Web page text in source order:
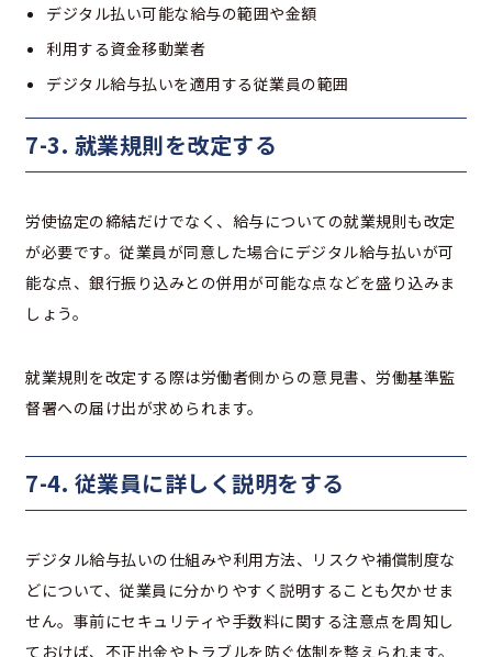
デジタル払い可能な給与の範囲や金額
利用する資金移動業者
デジタル給与払いを適用する従業員の範囲
7-3. 就業規則を改定する
労使協定の締結だけでなく、給与についての就業規則も改定
が必要です。従業員が同意した場合にデジタル給与払いが可
能な点、銀行振り込みとの併用が可能な点などを盛り込みま
しょう。
就業規則を改定する際は労働者側からの意見書、労働基準監
督署への届け出が求められます。
7-4. 従業員に詳しく説明をする
デジタル給与払いの仕組みや利用方法、リスクや補償制度な
どについて、従業員に分かりやすく説明することも欠かせま
せん。事前にセキュリティや手数料に関する注意点を周知し
ておけば、不正出金やトラブルを防ぐ体制を整えられます。